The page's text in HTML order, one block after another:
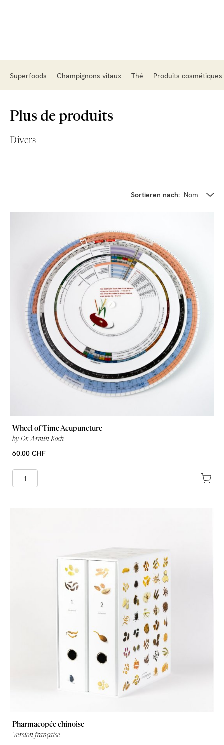
Superfoods Champignons vitaux Thé Produits cosmétiques
Plus de produits
Divers
Sortieren nach: Nom
Wheel of Time Acupuncture
by Dr. Armin Koch
60.00 CHF
Pharmacopée chinoise
Version française